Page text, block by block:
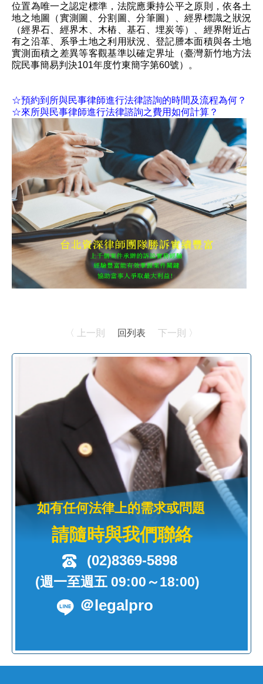
位置為唯一之認定標準，法院應秉持公平之原則，依各土
地之地圖（實測圖、分割圖、分筆圖）、經界標識之狀況
（經界石、經界木、木樁、基石、埋炭等）、經界附近占
有之沿革、系爭土地之利用狀況、登記謄本面積與各土地
實測面積之差異等客觀基準以確定界址（臺灣新竹地方法
院民事簡易判決101年度竹東簡字第60號）。
☆預約到所與民事律師進行法律諮詢的時間及流程為何？
☆來所與民事律師進行法律諮詢之費用如何計算？
〈 上一則 回列表 下一則 〉
如有任何法律上的需求或問題
請隨時與我們聯絡
(02)8369-5898
(週一至週五 09:00～18:00)
＠legalpro